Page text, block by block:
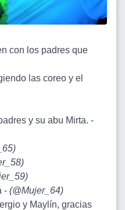
con los padres que
las coreo y el
y su abu Mirta. -
)
)
)
- (@Mujer_64)
y Maylín, gracias